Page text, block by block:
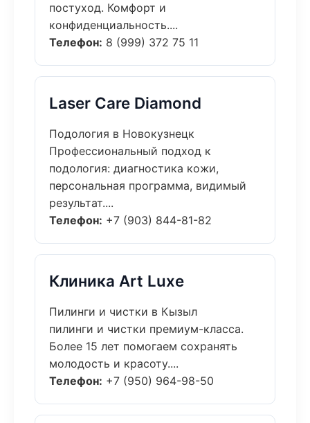
постуход. Комфорт и
конфиденциальность....
Телефон: 8 (999) 372 75 11
Laser Care Diamond
Подология в Новокузнецк
Профессиональный подход к
подология: диагностика кожи,
персональная программа, видимый
результат....
Телефон: +7 (903) 844-81-82
Клиника Art Luxe
Пилинги и чистки в Кызыл
пилинги и чистки премиум-класса.
Более 15 лет помогаем сохранять
молодость и красоту....
Телефон: +7 (950) 964-98-50